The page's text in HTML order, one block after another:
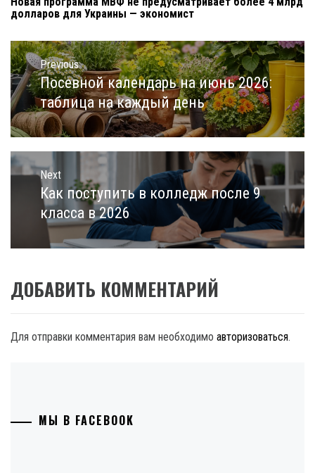
долларов для Украины — экономист
Навигация
по
записям
Previous
Previous
post:
Посевной календарь на июнь 2026:
таблица на каждый день
Next
Next
post:
Как поступить в колледж после 9
класса в 2026
ДОБАВИТЬ КОММЕНТАРИЙ
Для отправки комментария вам необходимо авторизоваться.
МЫ В FACEBOOK